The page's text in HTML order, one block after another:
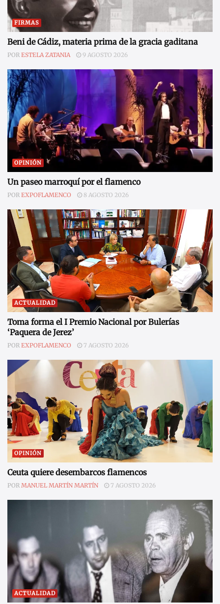
FIRMAS
Beni de Cádiz, materia prima de la gracia gaditana
POR ESTELA ZATANIA 9 AGOSTO 2026
OPINIÓN
Un paseo marroquí por el flamenco
POR EXPOFLAMENCO 8 AGOSTO 2026
ACTUALIDAD
Toma forma el I Premio Nacional por Bulerías
‘Paquera de Jerez’
POR EXPOFLAMENCO 7 AGOSTO 2026
OPINIÓN
Ceuta quiere desembarcos flamencos
POR MANUEL MARTÍN MARTÍN 7 AGOSTO 2026
ACTUALIDAD